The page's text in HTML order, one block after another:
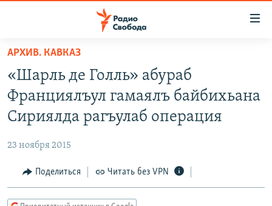
упрощенного
доступа
Вернуться
основному
Вернутся
ПОДКАСТЫ
АВТОРСКИЕ ПРОЕКТЫ
МНЕНИЯ
КУЛЬТУРА
АРХИВ. КАВКАЗ
«Шарль де Голль» абураб
Франциялъул гамаялъ байбихьана
Сириялда рагъулаб операция
23 ноября 2015
Поделиться Читать без VPN